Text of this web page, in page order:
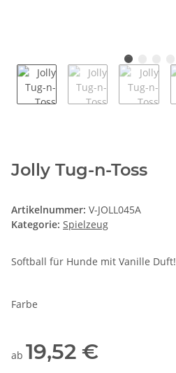
Jolly Tug-n-Toss
Artikelnummer: V-JOLL045A
Kategorie: Spielzeug
Softball für Hunde mit Vanille Duft!
Farbe
ab 19,52 €